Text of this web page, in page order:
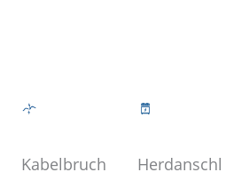
Kabelbruch
Herdanschl